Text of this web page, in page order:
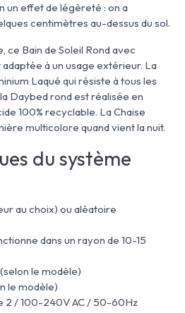
un effet de légèreté : on a
centimètres au-dessus du sol.
Bain de Soleil Rond avec
à un usage extérieur. La
Laqué qui résiste à tous les
Daybed rond est réalisée en
100% recyclable. La Chaise
multicolore quand vient la nuit.
du système
au choix) ou aléatoire
dans un rayon de 10-15
le modèle)
le modèle)
2 / 100-240V AC / 50-60Hz